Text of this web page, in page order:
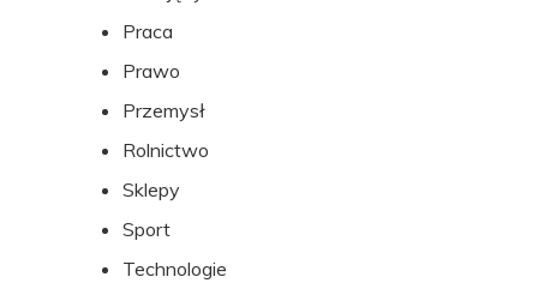
Praca
Prawo
Przemysł
Rolnictwo
Sklepy
Sport
Technologie